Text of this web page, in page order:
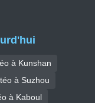
à Kunshan
à Suzhou
à Kaboul